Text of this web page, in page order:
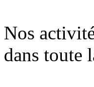
Nos
dans toute